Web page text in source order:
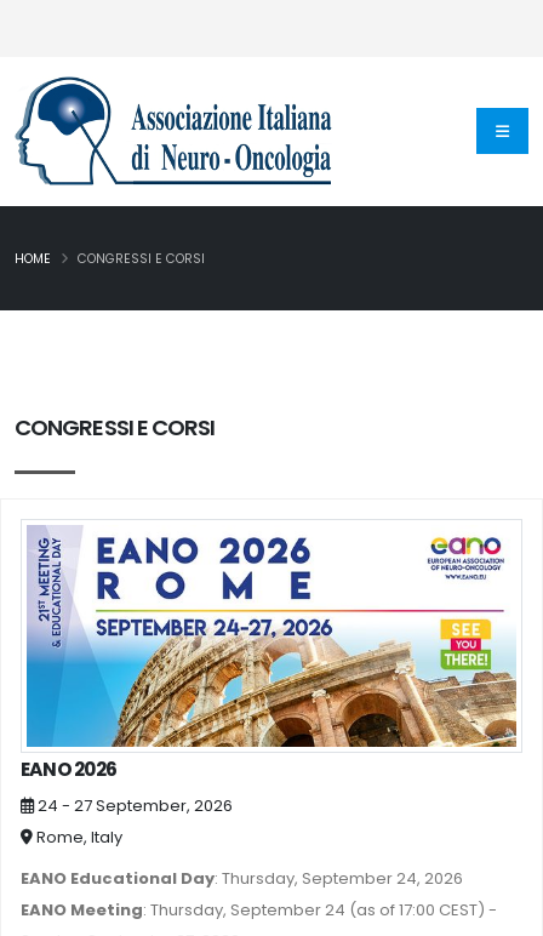
HOME CONGRESSI E CORSI
CONGRESSI E CORSI
EANO 2026
24 - 27 September, 2026
Rome, Italy
EANO Educational Day: Thursday, September 24, 2026
EANO Meeting: Thursday, September 24 (as of 17:00 CEST) -